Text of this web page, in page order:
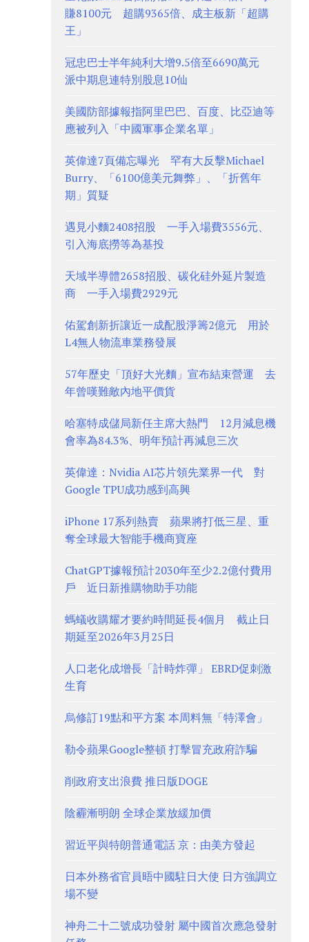
賺8100元 超購9365倍、成主板新「超購
王」
冠忠巴士半年純利大增9.5倍至6690萬元
派中期息連特別股息10仙
美國防部據報指阿里巴巴、百度、比亞迪等
應被列入「中國軍事企業名單」
英偉達7頁備忘曝光 罕有大反擊Michael
Burry、「6100億美元舞弊」、「折舊年
期」質疑
遇見小麵2408招股 一手入場費3556元、
引入海底撈等為基投
天域半導體2658招股、碳化硅外延片製造
商 一手入場費2929元
佑駕創新折讓近一成配股淨籌2億元 用於
L4無人物流車業務發展
57年歷史「頂好大光麵」宣布結束營運 去
年曾嘆難敵內地平價貨
哈塞特成儲局新任主席大熱門 12月減息機
會率為84.3%、明年預計再減息三次
英偉達：Nvidia AI芯片領先業界一代 對
Google TPU成功感到高興
iPhone 17系列熱賣 蘋果將打低三星、重
奪全球最大智能手機商寶座
ChatGPT據報預計2030年至少2.2億付費用
戶 近日新推購物助手功能
螞蟻收購耀才要約時間延長4個月 截止日
期延至2026年3月25日
人口老化成增長「計時炸彈」 EBRD促刺激
生育
烏修訂19點和平方案 本周料無「特澤會」
勒令蘋果Google整頓 打擊冒充政府詐騙
削政府支出浪費 推日版DOGE
陰霾漸明朗 全球企業放緩加價
習近平與特朗普通電話 京：由美方發起
日本外務省官員晤中國駐日大使 日方強調立
場不變
神舟二十二號成功發射 屬中國首次應急發射